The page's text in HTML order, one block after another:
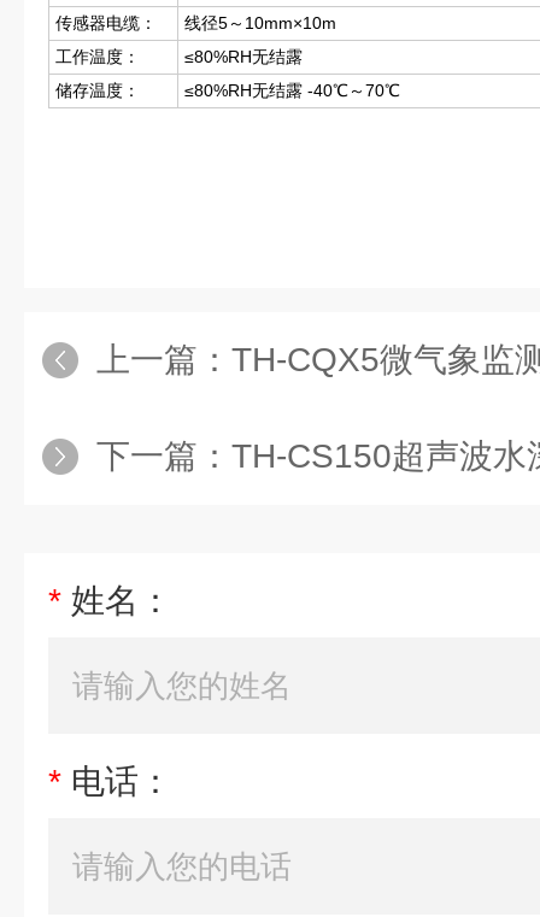
传感器电缆：
线径5～10mm×10m
工作温度：
≤80%RH无结露
储存温度：
≤80%RH无结露 -40℃～70℃
上一篇： TH-CQX5微气象监
下一篇： TH-CS150超声波水
* 姓名：
* 电话：